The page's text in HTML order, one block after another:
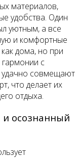
материалов,
удобства. Один
уютным, а все
и комфортные
дома, но при
с
удачно совмещают
что делает их
отдыха.
и осознанный